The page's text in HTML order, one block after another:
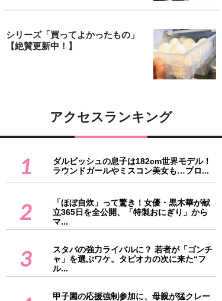
シリーズ「買ってよかったもの」
【絶賛更新中！】
アクセスランキング
1
ダルビッシュの息子は182cm世界モデル！
ラウンドガールやミスコン美女も…プロ...
2
「ほぼ自炊」って驚き！女優・黒木華が献
立365日を全公開、「特製おにぎり」から
マ...
3
スタバの強力ライバルに？ 若者が「ゴンチ
ャ」を選ぶワケ。タピオカの次に来た“フ
ル...
甲子園の応援強制参加に、母親が猛クレー